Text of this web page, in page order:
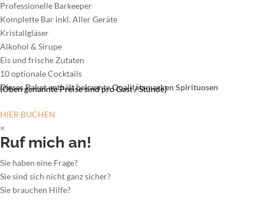
Professionelle Barkeeper
Komplette Bar inkl. Aller Geräte
Kristallgläser
Alkohol & Sirupe
Eis und frische Zutaten
10 optionale Cocktails
Dieses Paket enthält bekannte Qualitätsmarken Spirituosen
(Oben genannte Preise sind pro Gast / Stunde)
HIER BUCHEN
×
Ruf mich an!
Sie haben eine Frage?
Sie sind sich nicht ganz sicher?
Sie brauchen Hilfe?